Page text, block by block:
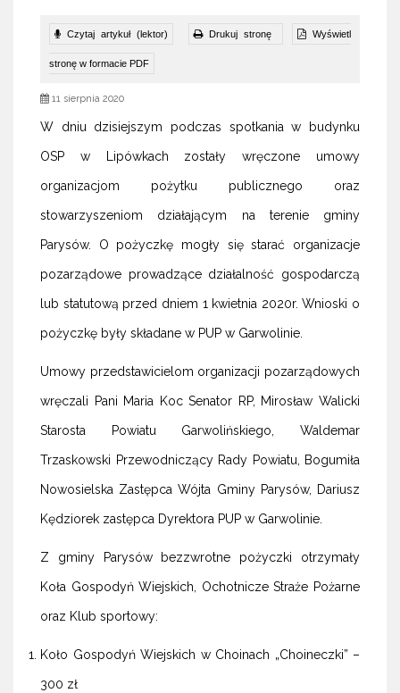
Czytaj artykuł (lektor) Drukuj stronę Wyświetl
stronę w formacie PDF
11 sierpnia 2020
W dniu dzisiejszym podczas spotkania w budynku
OSP w Lipówkach zostały wręczone umowy
organizacjom pożytku publicznego oraz
stowarzyszeniom działającym na terenie gminy
Parysów. O pożyczkę mogły się starać organizacje
pozarządowe prowadzące działalność gospodarczą
lub statutową przed dniem 1 kwietnia 2020r. Wnioski o
pożyczkę były składane w PUP w Garwolinie.
Umowy przedstawicielom organizacji pozarządowych
wręczali Pani Maria Koc Senator RP, Mirosław Walicki
Starosta Powiatu Garwolińskiego, Waldemar
Trzaskowski Przewodniczący Rady Powiatu, Bogumiła
Nowosielska Zastępca Wójta Gminy Parysów, Dariusz
Kędziorek zastępca Dyrektora PUP w Garwolinie.
Z gminy Parysów bezzwrotne pożyczki otrzymały
Koła Gospodyń Wiejskich, Ochotnicze Straże Pożarne
oraz Klub sportowy:
Koło Gospodyń Wiejskich w Choinach „Choineczki” –
300 zł